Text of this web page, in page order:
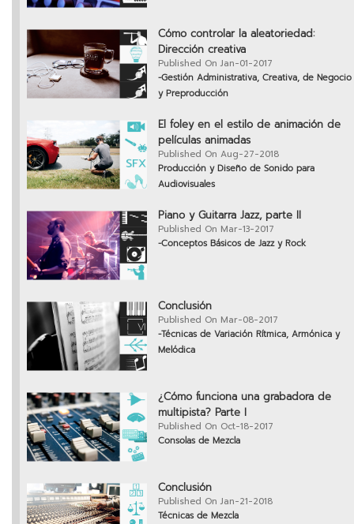
Cómo controlar la aleatoriedad:
Dirección creativa
Published On Jan-01-2017
-Gestión Administrativa, Creativa, de Negocio
y Preproducción
El foley en el estilo de animación de
películas animadas
Published On Aug-27-2018
Producción y Diseño de Sonido para
Audiovisuales
Piano y Guitarra Jazz, parte II
Published On Mar-13-2017
-Conceptos Básicos de Jazz y Rock
Conclusión
Published On Mar-08-2017
-Técnicas de Variación Rítmica, Armónica y
Melódica
¿Cómo funciona una grabadora de
multipista? Parte I
Published On Oct-18-2017
Consolas de Mezcla
Conclusión
Published On Jan-21-2018
Técnicas de Mezcla